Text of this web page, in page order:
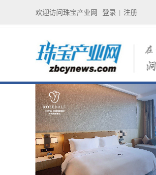
欢迎访问珠宝产业网 登录 注册